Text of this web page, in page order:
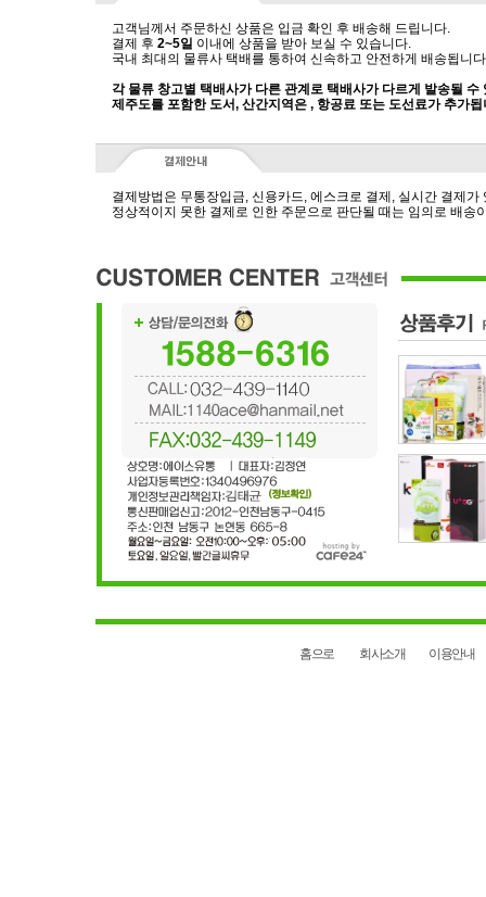
고객님께서 주문하신 상품은 입금 확인 후 배송해 드립니다.
결제 후 2~5일 이내에 상품을 받아 보실 수 있습니다.
국내 최대의 물류사 택배를 통하여 신속하고 안전하게 배송됩니
각 물류 창고별 택배사가 다른 관계로 택배사가 다르게 발송될 수
제주도를 포함한 도서, 산간지역은 , 항공료 또는 도선료가 추가됩
결제방법은 무통장입금, 신용카드, 에스크로 결제, 실시간 결제가
정상적이지 못한 결제로 인한 주문으로 판단될 때는 임의로 배송
홈으로 회사소개 이용안내